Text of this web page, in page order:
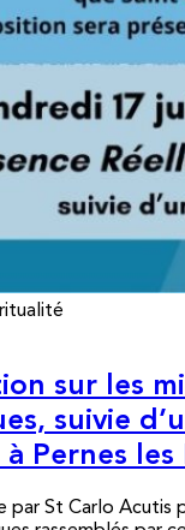
sur les
suivie
Pernes les
par St Carlo Acutis